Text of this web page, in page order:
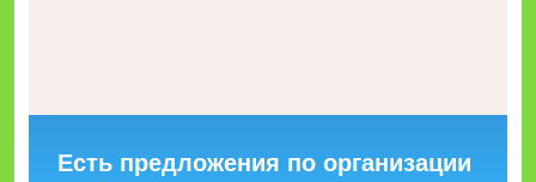
Есть предложения по организации